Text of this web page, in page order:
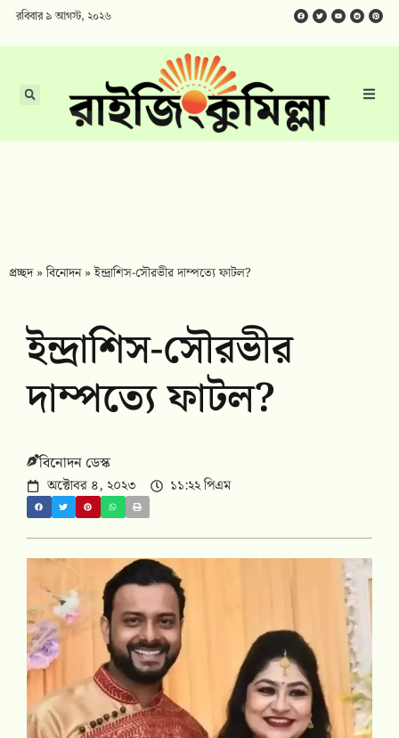
রবিবার ৯ আগস্ট, ২০২৬
প্রচ্ছদ»বিনোদন»ইন্দ্রাশিস-সৌরভীর দাম্পত্যে ফাটল?
ইন্দ্রাশিস-সৌরভীর
দাম্পত্যে ফাটল?
বিনোদন ডেস্ক
অক্টোবর ৪, ২০২৩ ১১:২২ পিএম